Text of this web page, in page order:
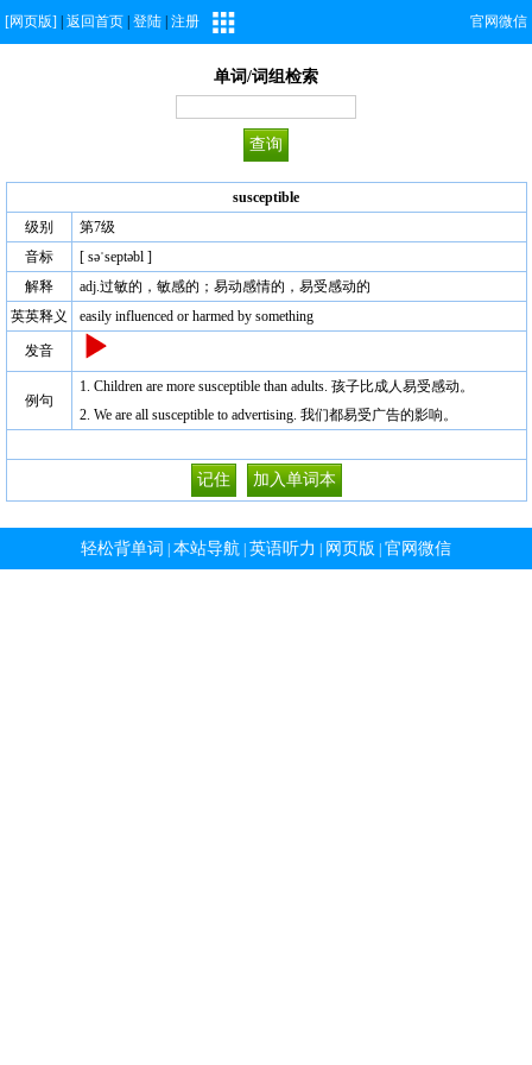
[网页版] 返回首页 登陆 注册 官网微信
单词/词组检索
susceptible
级别
第7级
音标
[ səˈseptəbl ]
解释
adj.过敏的，敏感的；易动感情的，易受感动的
英英释义
easily influenced or harmed by something
发音
例句
1. Children are more susceptible than adults. 孩子比成人易受感动。
2. We are all susceptible to advertising. 我们都易受广告的影响。
轻松背单词 本站导航 英语听力 网页版 官网微信